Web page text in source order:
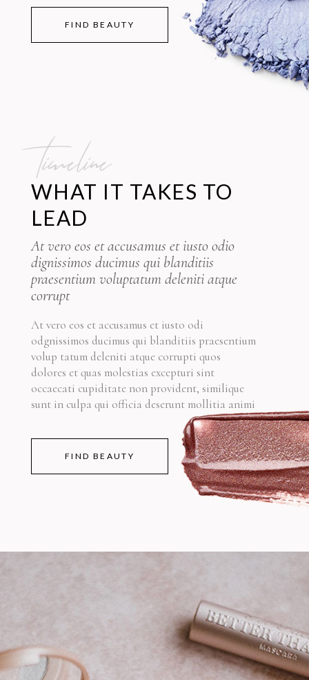
FIND BEAUTY
timeline
WHAT IT TAKES TO
LEAD
At vero eos et accusamus et iusto odio
dignissimos ducimus qui blanditiis
praesentium voluptatum deleniti atque
corrupt
At vero eos et accusamus et iusto odi
odgnissimos ducimus qui blanditiis praesentium
volup tatum deleniti atque corrupti quos
dolores et quas molestias excepturi sint
occaecati cupiditate non provident, similique
sunt in culpa qui officia deserunt mollitia animi
FIND BEAUTY